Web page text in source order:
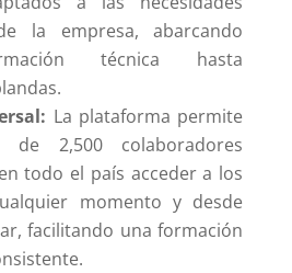
la empresa, abarcando
técnica hasta
La plataforma permite
2,500 colaboradores
todo el país acceder a los
momento y desde
facilitando una formación